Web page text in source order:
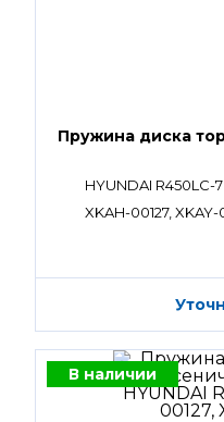
Пружина диска
HYUNDAI R450LC-7
XKAH-00127, XKAY-
В наличии